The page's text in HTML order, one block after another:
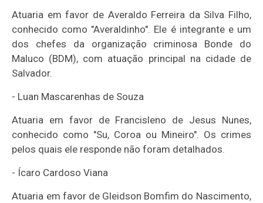
Atuaria em favor de Averaldo Ferreira da Silva Filho,
conhecido como "Averaldinho". Ele é integrante e um
dos chefes da organização criminosa Bonde do
Maluco (BDM), com atuação principal na cidade de
Salvador.
- Luan Mascarenhas de Souza
Atuaria em favor de Francisleno de Jesus Nunes,
conhecido como "Su, Coroa ou Mineiro". Os crimes
pelos quais ele responde não foram detalhados.
- Ícaro Cardoso Viana
Atuaria em favor de Gleidson Bomfim do Nascimento,